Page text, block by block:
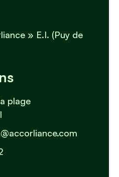
» E.I. (Puy de
plage